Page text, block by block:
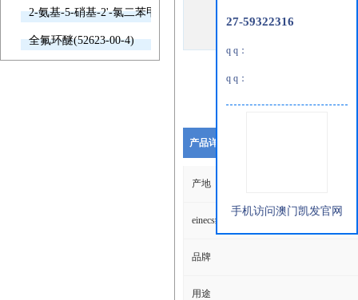
2-氨基-5-硝基-2'-氯二苯甲酮(2011-66-7)
全氟环醚(52623-00-4)
产品详细说明
产地
einecs编号
品牌
用途
27-59322316
q q：
q q：
手机访问澳门凯发官网